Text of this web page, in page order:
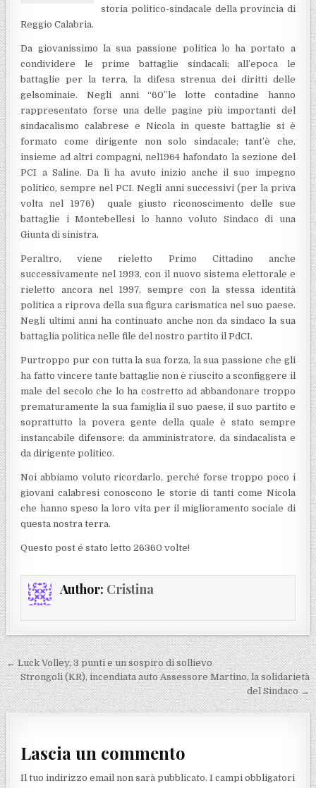
storia politico-sindacale della provincia di
Reggio Calabria.
Da giovanissimo la sua passione politica lo ha portato a
condividere le prime battaglie sindacali; all’epoca le
battaglie per la terra, la difesa strenua dei diritti delle
gelsominaie. Negli anni “60”le lotte contadine hanno
rappresentato forse una delle pagine più importanti del
sindacalismo calabrese e Nicola in queste battaglie si è
formato come dirigente non solo sindacale; tant’è che,
insieme ad altri compagni, nel1964 hafondato la sezione del
PCI a Saline. Da lì ha avuto inizio anche il suo impegno
politico, sempre nel PCI. Negli anni successivi (per la priva
volta nel 1976) quale giusto riconoscimento delle sue
battaglie i Montebellesi lo hanno voluto Sindaco di una
Giunta di sinistra.
Peraltro, viene rieletto Primo Cittadino anche
successivamente nel 1993, con il nuovo sistema elettorale e
rieletto ancora nel 1997, sempre con la stessa identità
politica a riprova della sua figura carismatica nel suo paese.
Negli ultimi anni ha continuato anche non da sindaco la sua
battaglia politica nelle file del nostro partito il PdCI.
Purtroppo pur con tutta la sua forza, la sua passione che gli
ha fatto vincere tante battaglie non è riuscito a sconfiggere il
male del secolo che lo ha costretto ad abbandonare troppo
prematuramente la sua famiglia il suo paese, il suo partito e
soprattutto la povera gente della quale è stato sempre
instancabile difensore; da amministratore, da sindacalista e
da dirigente politico.
Noi abbiamo voluto ricordarlo, perché forse troppo poco i
giovani calabresi conoscono le storie di tanti come Nicola
che hanno speso la loro vita per il miglioramento sociale di
questa nostra terra.
Questo post é stato letto 26360 volte!
Author: Cristina
Navigazione articoli
← Luck Volley, 3 punti e un sospiro di sollievo
Strongoli (KR), incendiata auto Assessore Martino, la solidarietà
del Sindaco →
Lascia un commento
Il tuo indirizzo email non sarà pubblicato. I campi obbligatori